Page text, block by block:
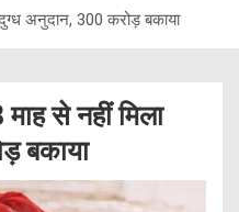
अनुदान, 300 करोड़ बकाया
से नहीं मिला
बकाया